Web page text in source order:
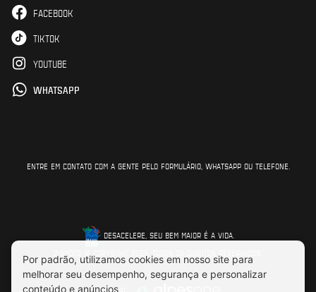
FACEBOOK
TIKTOK
YOUTUBE
WHATSAPP
ENTRE EM CONTATO COM A GENTE PELO FORMULÁRIO, WHATSAPP OU TELEFONE.
DESACELERE, SEU BEM MAIOR É A VIDA.
DISMOTO © COPYRIGHT 2026. TODOS OS DIREITOS RESERVADOS.
Feito por: